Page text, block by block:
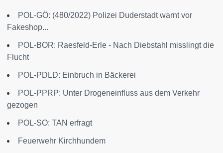
POL-GÖ: (480/2022) Polizei Duderstadt warnt vor
Fakeshop...
POL-BOR: Raesfeld-Erle - Nach Diebstahl misslingt die
Flucht
POL-PDLD: Einbruch in Bäckerei
POL-PPRP: Unter Drogeneinfluss aus dem Verkehr
gezogen
POL-SO: TAN erfragt
Feuerwehr Kirchhundem